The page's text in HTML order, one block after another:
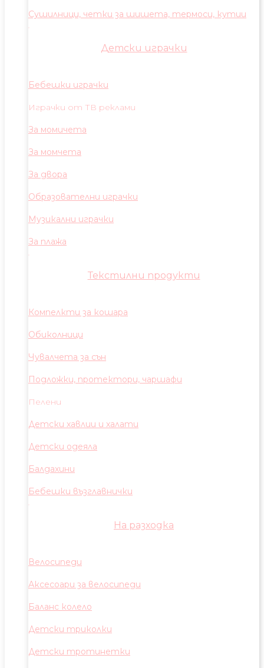
Сушилници, четки за шишета, термоси, кутии
Детски играчки
Бебешки играчки
Играчки от ТВ реклами
За момичета
За момчета
За двора
Образователни играчки
Музикални играчки
За плажа
Текстилни продукти
Компелкти за кошара
Обиколници
Чувалчета за сън
Подложки, протектори, чаршафи
Пелени
Детски хавлии и халати
Детски одеяла
Балдахини
Бебешки възглавнички
На разходка
Велосипеди
Аксесоари за велосипеди
Баланс колело
Детски триколки
Детски тротинетки